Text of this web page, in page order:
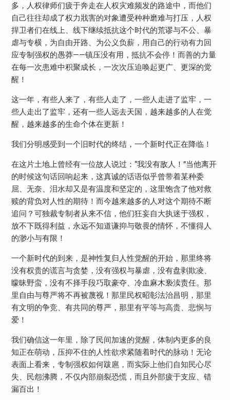
多，人权律师们疲于奔走在人权灾难频发的路途中，而他们
自己往往却成了权力戕害的对象遭受种种磨难与打压，人权
捍卫者们在线上、线下继续抵抗这个时代的荒谬与不公、暴
虐与专横，为自由开路、为公义负薪，用自己的行动有力回
应专制强权的愚莽——镇压没有用，抵抗不会停！而善的力量
在每一次患难中积聚成长，一次次压迫唤起更广、更深的觉
醒！
这一年，有些人来了，有些人走了，一些人走进了监牢，一
些人走出了监牢，还有一些人远去天国，越来越多的人在觉
醒，越来越多的生命个体在更新！
我们分明感受到一个旧时代的终结，一个新时代正在降临！
在这片土地上曾经有一位故人说过：“我没有敌人！”当他离开
的时候这句话回响起来，这真诚的话语似乎曾带着某种委
屈、无奈、泪水却又是有温度和坚定的，这里饱含了他对救
赎的背负对人性的期待！而今越来越多的人对这个期待不断
追问？可独裁专制者从来不信，他们狂妄自大执迷于强权，
放不下既得利益，永远不知道谦抑与敬畏的情怀，不懂得人
的渺小与有限！
一个新时代的到来，是神性复归人性觉醒的开始，那里终将
没有权贵的谎言与贪婪，没有强权与暴虐，没有盘剥欺凌、
矇昧野蛮，没有不择手段巧取豪夺、冷血麻木亵渎责任。那
里自由与尊严将不再被蔑视！那里民权昭彰法治昌明，那里
有文明的争竞、有共同的尊严，那里有平等与高贵、悲悯与
爱！
我们确信这一年里，除了民间加速的觉醒，体制内更多的良
知正在萌动，压抑不住的人性欲求紧随着时代的脉动！无论
表面上看来，专制强权如何跋扈，而实际上他们自知民心尽
失、民怨沸腾，不仅内部崩裂恐慌，而且外部疲于支应、错
漏百出！